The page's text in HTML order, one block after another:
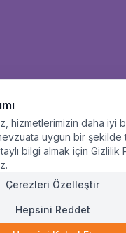
hizmetlerimizin daha iyi
uygun bir şekilde
bilgi almak için Gizlilik
Çerezleri Özelleştir
Hepsini Reddet